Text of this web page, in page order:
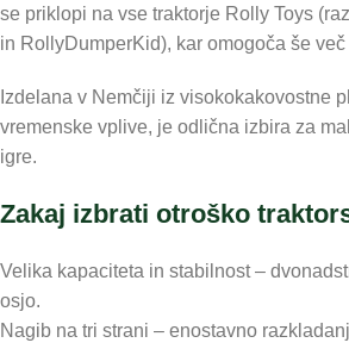
se priklopi na vse traktorje Rolly Toys
in RollyDumperKid), kar omogoča še
Izdelana v Nemčiji iz visokokakovostne
vremenske vplive, je odlična izbira za
igre.
Zakaj izbrati otroško
Velika kapaciteta in stabilnost –
osjo.
Nagib na tri strani – enostavno